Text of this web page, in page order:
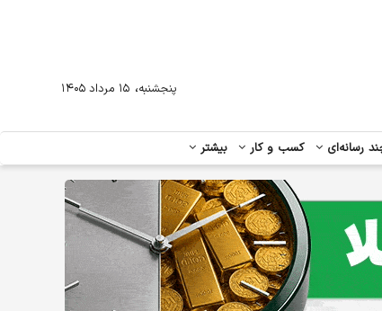
رسانه‌ای کسب و کار بیشتر
پنجشنبه، ۱۵ مرداد ۱۴۰۵